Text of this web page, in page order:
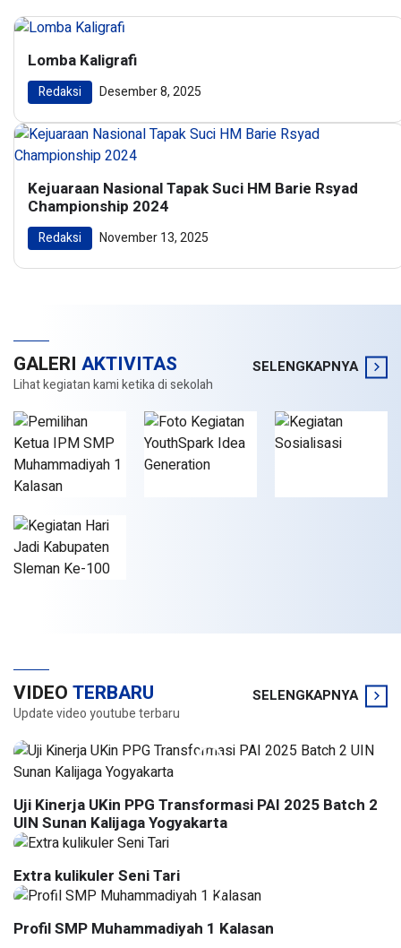
Lomba Kaligrafi
Redaksi Desember 8, 2025
Kejuaraan Nasional Tapak Suci HM Barie Rsyad
Championship 2024
Redaksi November 13, 2025
GALERI AKTIVITAS
Lihat kegiatan kami ketika di sekolah
SELENGKAPNYA
VIDEOTERBARU
Update video youtube terbaru
SELENGKAPNYA
Uji Kinerja UKin PPG Transformasi PAI 2025 Batch 2
UIN Sunan Kalijaga Yogyakarta
Extra kulikuler Seni Tari
Profil SMP Muhammadiyah 1 Kalasan